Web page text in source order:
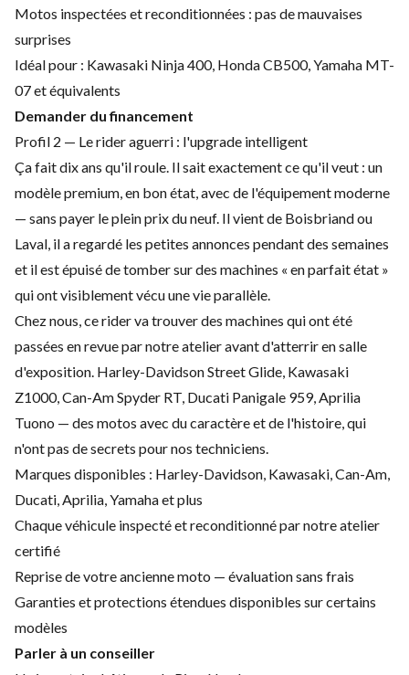
Motos inspectées et reconditionnées : pas de mauvaises
surprises
Idéal pour : Kawasaki Ninja 400, Honda CB500, Yamaha MT-
07 et équivalents
Demander du financement
Profil 2 — Le rider aguerri : l'upgrade intelligent
Ça fait dix ans qu'il roule. Il sait exactement ce qu'il veut : un
modèle premium, en bon état, avec de l'équipement moderne
— sans payer le plein prix du neuf. Il vient de Boisbriand ou
Laval, il a regardé les petites annonces pendant des semaines
et il est épuisé de tomber sur des machines « en parfait état »
qui ont visiblement vécu une vie parallèle.
Chez nous, ce rider va trouver des machines qui ont été
passées en revue par notre atelier avant d'atterrir en salle
d'exposition. Harley-Davidson Street Glide, Kawasaki
Z1000, Can-Am Spyder RT, Ducati Panigale 959, Aprilia
Tuono — des motos avec du caractère et de l'histoire, qui
n'ont pas de secrets pour nos techniciens.
Marques disponibles : Harley-Davidson, Kawasaki, Can-Am,
Ducati, Aprilia, Yamaha et plus
Chaque véhicule inspecté et reconditionné par notre atelier
certifié
Reprise de votre ancienne moto — évaluation sans frais
Garanties et protections étendues disponibles sur certains
modèles
Parler à un conseiller